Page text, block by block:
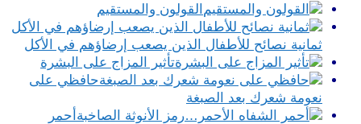
القولون والمستقيم
ثمانية نصائح للأطفال الذين يصعب إرضاؤهم في الأكل
تأثير المزاج على البشرة
حافظي على
نعومة شعرك بعد الصبغة
أحمر